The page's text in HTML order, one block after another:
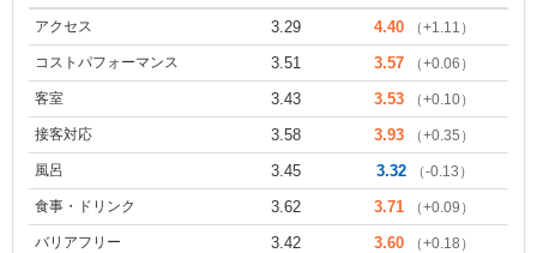
アクセス 3.29 4.40 （+1.11）
コストパフォーマンス 3.51 3.57 （+0.06）
客室 3.43 3.53 （+0.10）
接客対応 3.58 3.93 （+0.35）
風呂 3.45 3.32 （-0.13）
食事・ドリンク 3.62 3.71 （+0.09）
バリアフリー 3.42 3.60 （+0.18）